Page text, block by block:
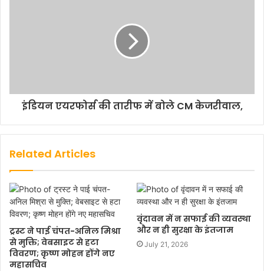
इंडियन एयरफोर्स की तारीफ में बोले CM केजरीवाल,
Related Articles
ट्रस्ट ने पाई चंपत-अनिल मिश्रा
से मुक्ति; वेबसाइट से हटा
विवरण; कृष्ण मोहन होंगे नए
महासचिव
वृंदावन में न सफाई की व्यवस्था
और न ही सुरक्षा के इंतजाम
July 21, 2026